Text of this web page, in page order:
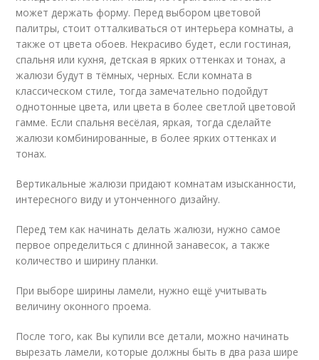
может держать форму. Перед выбором цветовой
палитры, стоит отталкиваться от интерьера комнаты, а
также от цвета обоев. Некрасиво будет, если гостиная,
спальня или кухня, детская в ярких оттенках и тонах, а
жалюзи будут в тёмных, черных. Если комната в
классическом стиле, тогда замечательно подойдут
однотонные цвета, или цвета в более светлой цветовой
гамме. Если спальня весёлая, яркая, тогда сделайте
жалюзи комбинированные, в более ярких оттенках и
тонах.
Вертикальные жалюзи придают комнатам изысканности,
интересного виду и утонченного дизайну.
Перед тем как начинать делать жалюзи, нужно самое
первое определиться с длинной занавесок, а также
количество и ширину планки.
При выборе ширины ламели, нужно ещё учитывать
величину оконного проема.
После того, как Вы купили все детали, можно начинать
вырезать ламели, которые должны быть в два раза шире